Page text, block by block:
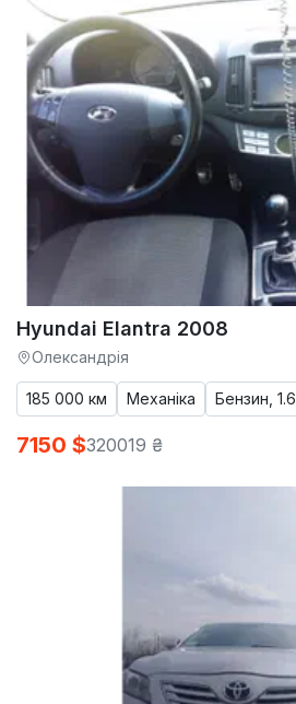
Hyundai Elantra 2008
Олександрія
185 000 км Механіка Бензин, 1.6
7150 $320019 ₴